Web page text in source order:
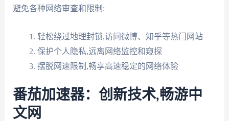
避免各种网络审查和限制:
轻松绕过地理封锁,访问微博、知乎等热门网站
保护个人隐私,远离网络监控和窥探
摆脱网速限制,畅享高速稳定的网络体验
番茄加速器：创新技术,畅游中
文网